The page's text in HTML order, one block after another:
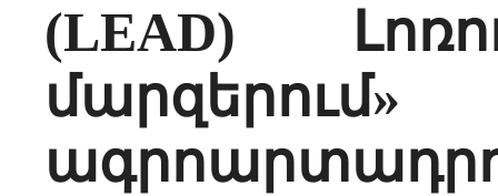
(LEAD)